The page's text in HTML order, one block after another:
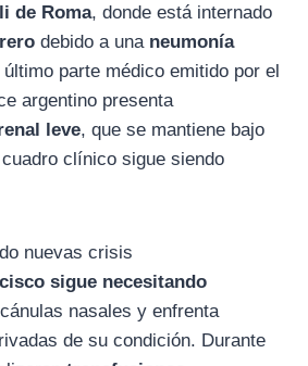
t
s
p
de Roma, donde está internado
debido a una neumonía
último parte médico emitido por el
argentino presenta
leve, que se mantiene bajo
clínico sigue siendo
nuevas crisis
sigue necesitando
nasales y enfrenta
de su condición. Durante